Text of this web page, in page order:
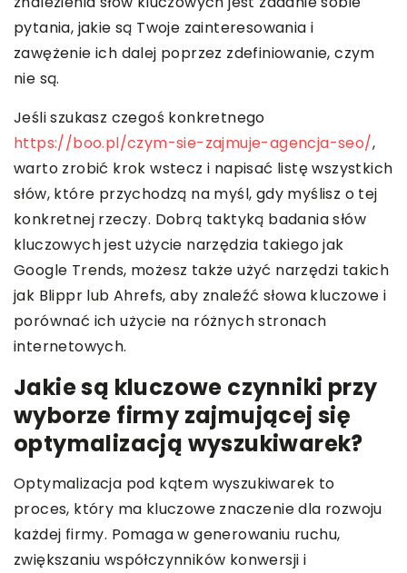
pytania, jakie są Twoje zainteresowania i
zawężenie ich dalej poprzez zdefiniowanie, czym
nie są.
Jeśli szukasz czegoś konkretnego
https://boo.pl/czym-sie-zajmuje-agencja-seo/,
warto zrobić krok wstecz i napisać listę wszystkich
słów, które przychodzą na myśl, gdy myślisz o tej
konkretnej rzeczy. Dobrą taktyką badania słów
kluczowych jest użycie narzędzia takiego jak
Google Trends, możesz także użyć narzędzi takich
jak Blippr lub Ahrefs, aby znaleźć słowa kluczowe i
porównać ich użycie na różnych stronach
internetowych.
Jakie są kluczowe czynniki przy
wyborze firmy zajmującej się
optymalizacją wyszukiwarek?
Optymalizacja pod kątem wyszukiwarek to
proces, który ma kluczowe znaczenie dla rozwoju
każdej firmy. Pomaga w generowaniu ruchu,
zwiększaniu współczynników konwersji i